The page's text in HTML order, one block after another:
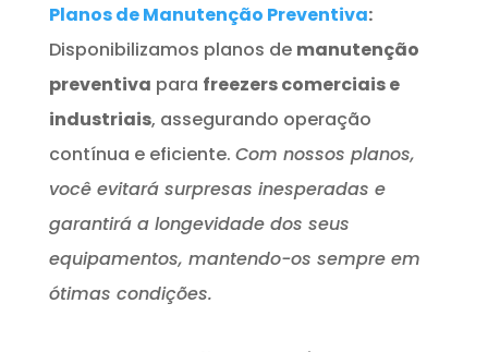
Planos de Manutenção Preventiva:
Disponibilizamos planos de manutenção
preventiva para freezers comerciais e
industriais, assegurando operação
contínua e eficiente. Com nossos planos,
você evitará surpresas inesperadas e
garantirá a longevidade dos seus
equipamentos, mantendo-os sempre em
ótimas condições.